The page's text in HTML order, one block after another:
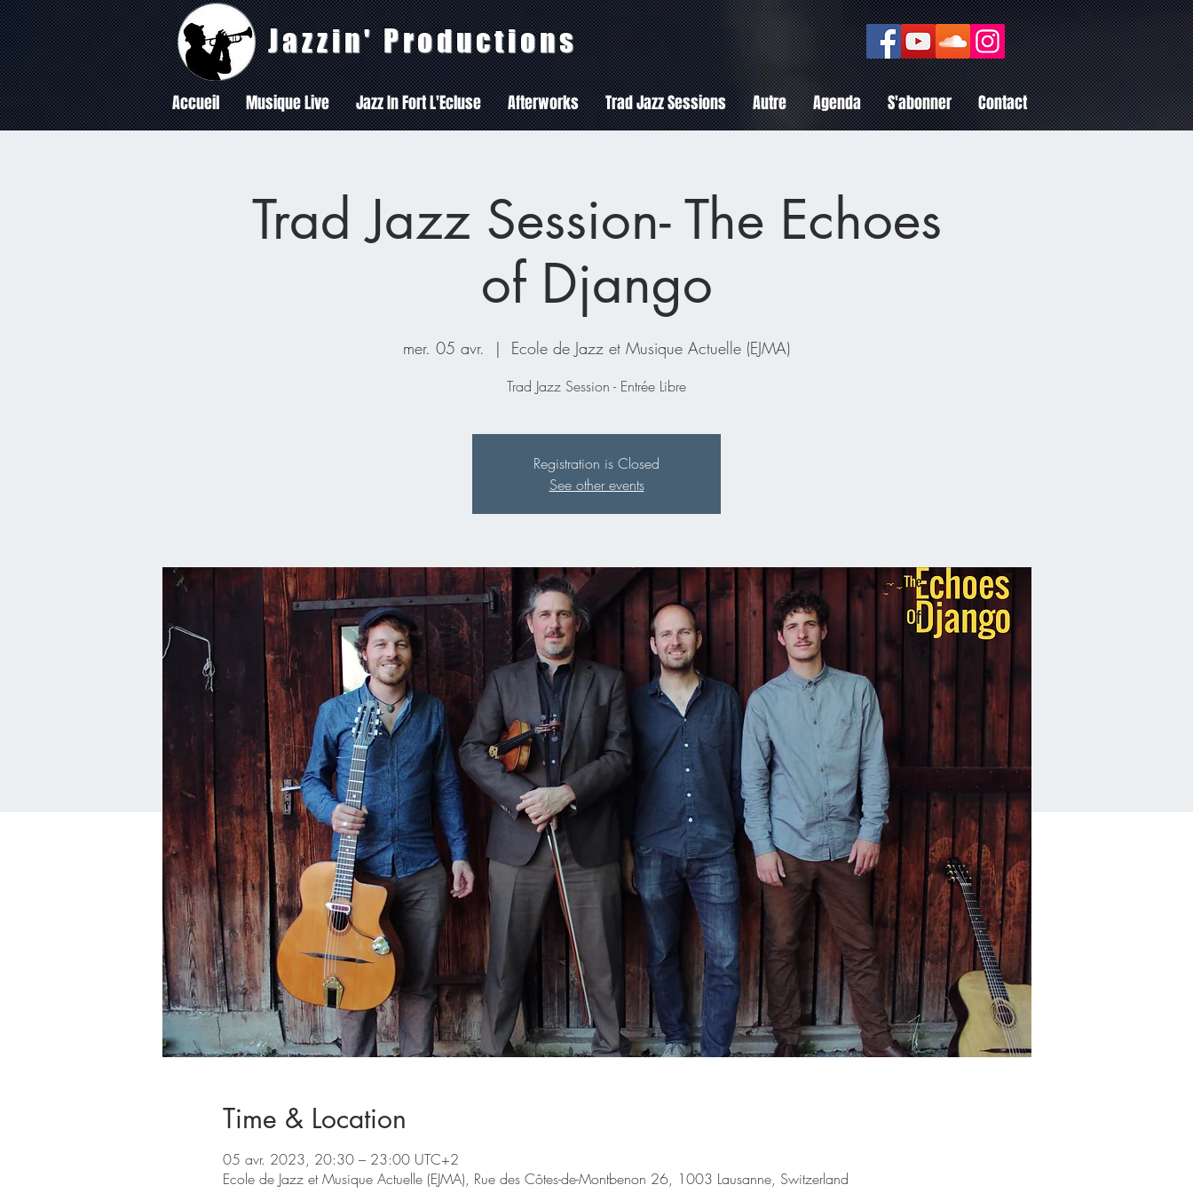
Jazzin' Productions
Accueil Musique Live Jazz In Fort L'Ecluse Afterworks Trad Jazz Sessions Autre Agenda S'abonner Contact
Trad Jazz Session- The Echoes
of Django
mer. 05 avr.
  |
Ecole de Jazz et Musique Actuelle (EJMA)
Trad Jazz Session - Entrée Libre
Registration is Closed
See other events
Time & Location
05 avr. 2023, 20:30 – 23:00 UTC+2
Ecole de Jazz et Musique Actuelle (EJMA), Rue des Côtes-de-Montbenon 26, 1003 Lausanne, Switzerland